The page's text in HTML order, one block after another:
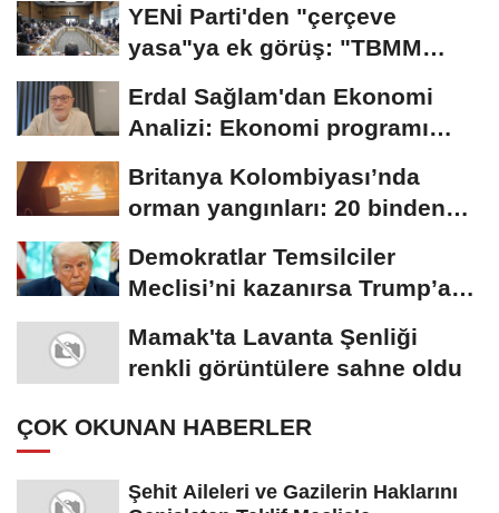
YENİ Parti'den "çerçeve
yasa"ya ek görüş: "TBMM
Erdal Sağlam'dan Ekonomi
Analizi: Ekonomi programı
Britanya Kolombiyası’nda
orman yangınları: 20 binden
Demokratlar Temsilciler
Meclisi’ni kazanırsa Trump’a
Mamak'ta Lavanta Şenliği
renkli görüntülere sahne oldu
ÇOK OKUNAN HABERLER
Şehit Aileleri ve Gazilerin Haklarını